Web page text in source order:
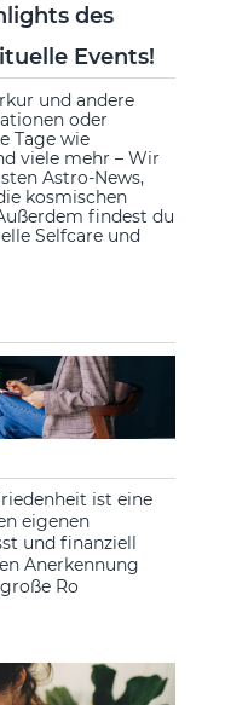
des
Events!
und andere
oder
Tage wie
viele mehr – Wir
Astro-News,
kosmischen
findest du
Selfcare und
ist eine
eigenen
und finanziell
Anerkennung
Ro